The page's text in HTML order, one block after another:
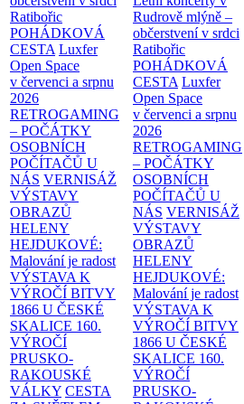
Ratibořic
POHÁDKOVÁ
CESTA Luxfer
Open Space
v červenci a srpnu
2026
RETROGAMING
– POČÁTKY
OSOBNÍCH
POČÍTAČŮ U
NÁS VERNISÁŽ
VÝSTAVY
OBRAZŮ
HELENY
HEJDUKOVÉ:
Malování je radost
VÝSTAVA K
VÝROČÍ BITVY
1866 U ČESKÉ
SKALICE 160.
VÝROČÍ
PRUSKO-
RAKOUSKÉ
VÁLKY CESTA
Rudrově mlýně –
občerstvení v srdci
Ratibořic
POHÁDKOVÁ
CESTA Luxfer
Open Space
v červenci a srpnu
2026
RETROGAMING
– POČÁTKY
OSOBNÍCH
POČÍTAČŮ U
NÁS VERNISÁŽ
VÝSTAVY
OBRAZŮ
HELENY
HEJDUKOVÉ:
Malování je radost
VÝSTAVA K
VÝROČÍ BITVY
1866 U ČESKÉ
SKALICE 160.
VÝROČÍ
PRUSKO-